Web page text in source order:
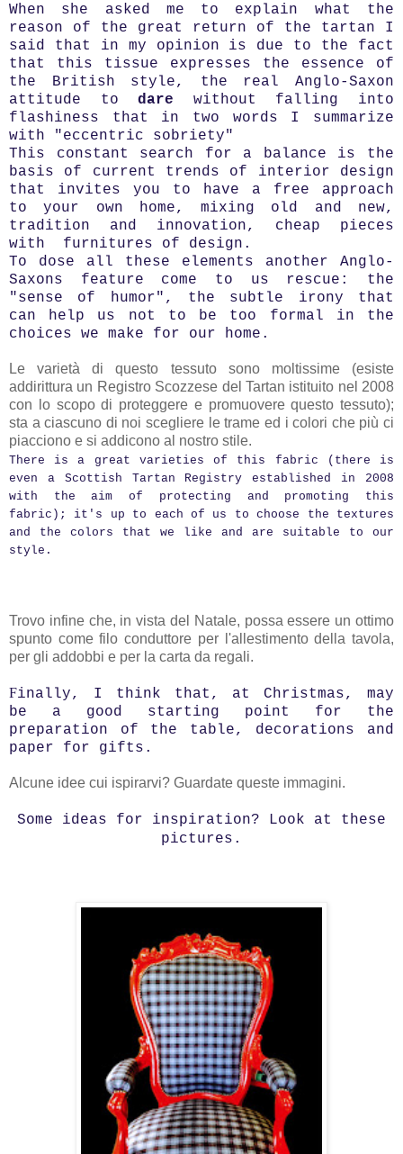
When she asked me to explain what the
reason of the great return of the tartan I
said that in my opinion is due to the fact
that this tissue expresses the essence of
the British style, the real Anglo-Saxon
attitude todare without falling into
flashiness that in two words I summarize
with "eccentric sobriety"
This constant search for a balance is the
basis of current trends of interior design
that invites you to have a free approach
to your own home, mixing old and new,
tradition and innovation, cheap pieces
with furnitures of design.
To dose all these elements another Anglo-
Saxons feature come to us rescue: the
"sense of humor", the subtle irony that
can help us not to be too formal in the
choices we make for our home.
Le varietà di questo tessuto sono moltissime (esiste
addirittura un Registro Scozzese del Tartan istituito nel 2008
con lo scopo di proteggere e promuovere questo tessuto);
sta a ciascuno di noi scegliere le trame ed i colori che più ci
piacciono e si addicono al nostro stile.
There is a great varieties of this fabric (there is
even a Scottish Tartan Registry established in 2008
with the aim of protecting and promoting this
fabric); it's up to each of us to choose the textures
and the colors that we like and are suitable to our
style.
Trovo infine che, in vista del Natale, possa essere un ottimo
spunto come filo conduttore per l'allestimento della tavola,
per gli addobbi e per la carta da regali.
Finally, I think that, at Christmas, may
be a good starting point for the
preparation of the table, decorations and
paper for gifts.
Alcune idee cui ispirarvi? Guardate queste immagini.
Some ideas for inspiration? Look at these
pictures.